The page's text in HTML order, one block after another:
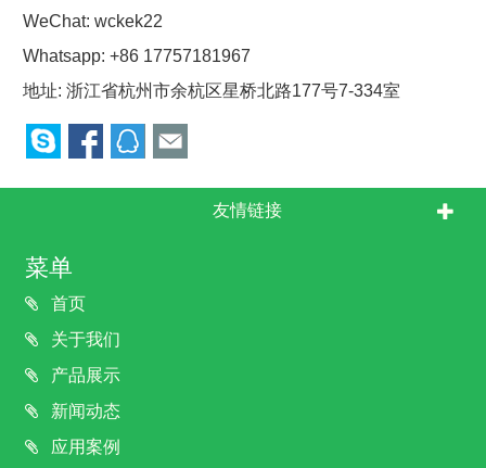
WeChat: wckek22
Whatsapp: +86 17757181967
地址: 浙江省杭州市余杭区星桥北路177号7-334室
友情链接
菜单
首页
关于我们
产品展示
新闻动态
应用案例